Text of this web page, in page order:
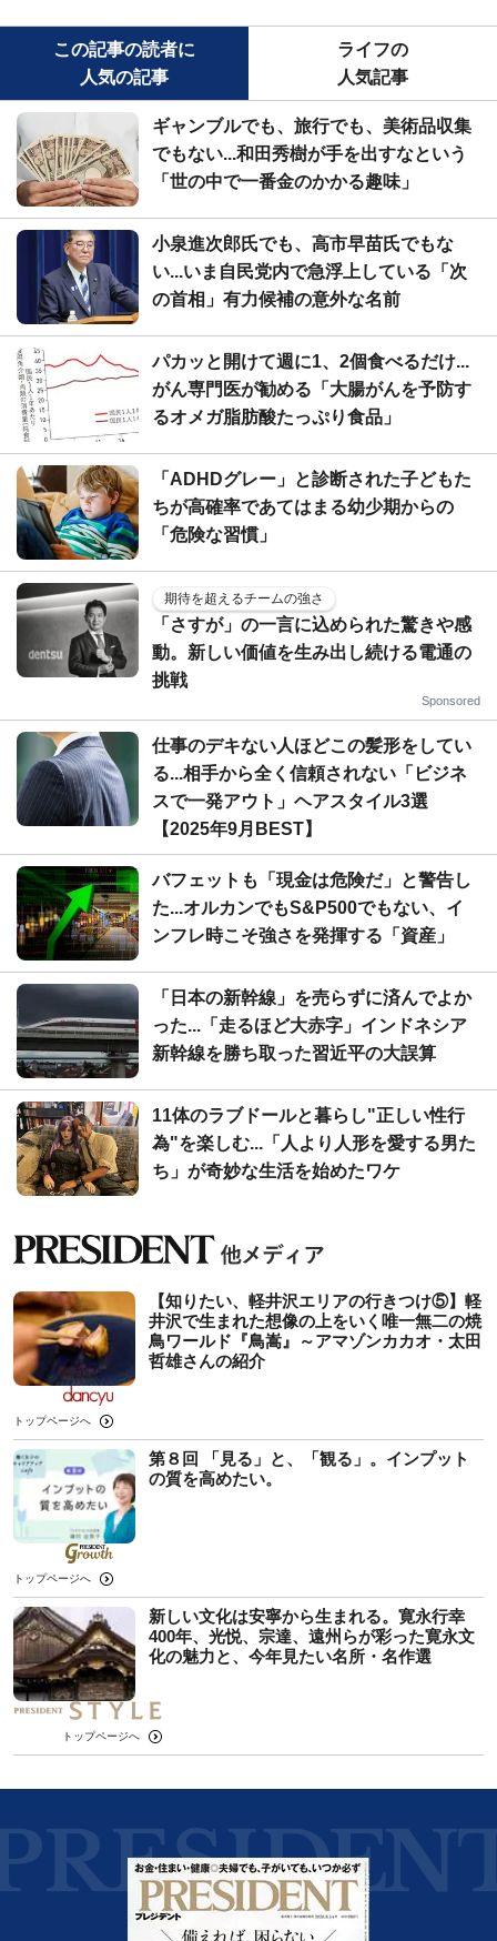
この記事の読者に
人気の記事
ライフの
人気記事
ギャンブルでも、旅行でも、美術品収集
でもない...和田秀樹が手を出すなという
「世の中で一番金のかかる趣味」
小泉進次郎氏でも、高市早苗氏でもな
い...いま自民党内で急浮上している「次
の首相」有力候補の意外な名前
パカッと開けて週に1、2個食べるだけ...
がん専門医が勧める「大腸がんを予防す
るオメガ脂肪酸たっぷり食品」
「ADHDグレー」と診断された子どもた
ちが高確率であてはまる幼少期からの
「危険な習慣」
期待を超えるチームの強さ
「さすが」の一言に込められた驚きや感
動。新しい価値を生み出し続ける電通の
挑戦
Sponsored
仕事のデキない人ほどこの髪形をしてい
る...相手から全く信頼されない「ビジネ
スで一発アウト」ヘアスタイル3選
【2025年9月BEST】
バフェットも「現金は危険だ」と警告し
た...オルカンでもS&P500でもない、イ
ンフレ時こそ強さを発揮する「資産」
「日本の新幹線」を売らずに済んでよか
った...「走るほど大赤字」インドネシア
新幹線を勝ち取った習近平の大誤算
11体のラブドールと暮らし"正しい性行
為"を楽しむ...「人より人形を愛する男た
ち」が奇妙な生活を始めたワケ
【知りたい、軽井沢エリアの行きつけ⑤】軽
井沢で生まれた想像の上をいく唯一無二の焼
鳥ワールド『鳥嵩』～アマゾンカカオ・太田
哲雄さんの紹介
トップページへ
第８回 「見る」と、「観る」。インプット
の質を高めたい。
トップページへ
新しい文化は安寧から生まれる。寛永行幸
400年、光悦、宗達、遠州らが彩った寛永文
化の魅力と、今年見たい名所・名作選
トップページへ